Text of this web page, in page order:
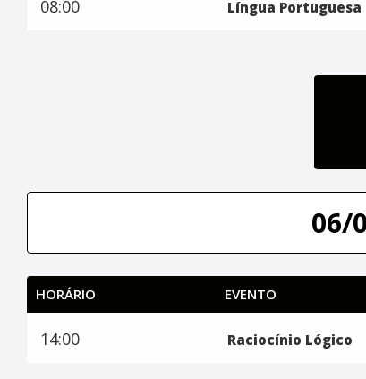
08:00 Língua Portuguesa
06/
HORÁRIO EVENTO
14:00 Raciocínio Lógico